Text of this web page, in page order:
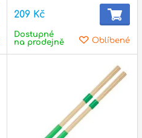
209 Kč
Oblíbené
Dostupné
na prodejně